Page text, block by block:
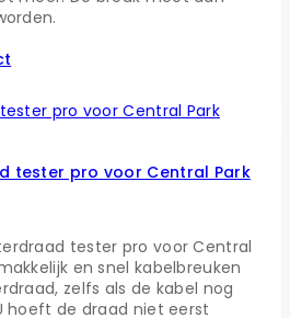
tester pro voor Central Park
tester pro voor Central
en snel kabelbreuken
zelfs als de kabel nog
hoeft de draad niet eerst